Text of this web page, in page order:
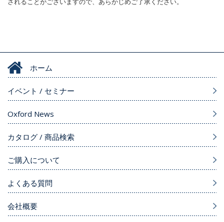
ホーム
イベント / セミナー
Oxford News
カタログ / 商品検索
ご購入について
よくある質問
会社概要